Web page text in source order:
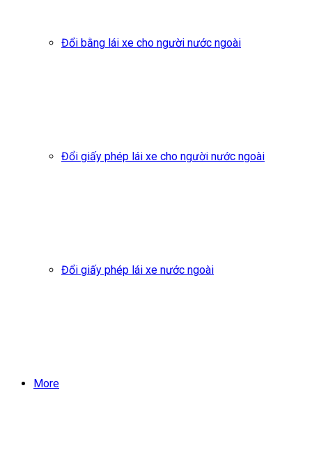
Đổi bằng lái xe cho người nước ngoài
Đổi giấy phép lái xe cho người nước ngoài
Đổi giấy phép lái xe nước ngoài
More